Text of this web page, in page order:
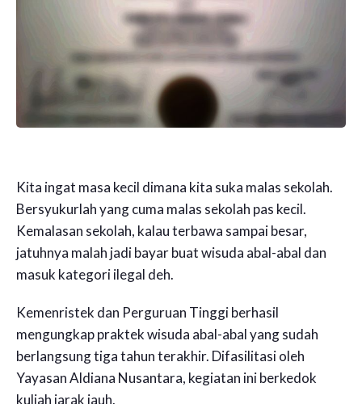
Kita ingat masa kecil dimana kita suka malas sekolah.
Bersyukurlah yang cuma malas sekolah pas kecil.
Kemalasan sekolah, kalau terbawa sampai besar,
jatuhnya malah jadi bayar buat wisuda abal-abal dan
masuk kategori ilegal deh.
Kemenristek dan Perguruan Tinggi berhasil
mengungkap praktek wisuda abal-abal yang sudah
berlangsung tiga tahun terakhir. Difasilitasi oleh
Yayasan Aldiana Nusantara, kegiatan ini berkedok
kuliah jarak jauh.